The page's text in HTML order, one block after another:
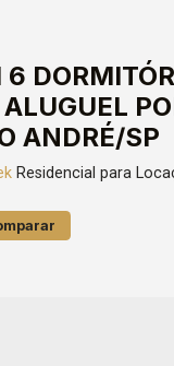
6
ANDRÉ/SP
Residencial para